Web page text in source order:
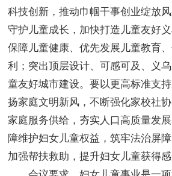
科技创新，推动巾帼干事创业绽放
守护儿童成长，加快打造儿童友好
保障儿童健康、优先发展儿童教育
利；突出顶层设计、可感可及、义
童友好城市建设。要以更高标准支
扬家庭文明新风，不断强化家校社
家庭服务供给，夯实人口高质量发
障维护妇女儿童权益，筑牢法治屏
加强帮扶救助，提升妇女儿童获得感